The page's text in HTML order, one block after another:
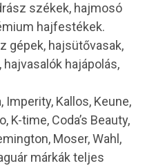
székek, hajmosó
hajfestékek.
gépek, hajsütővasak,
hajápolás,
Imperity, Kallos, Keune,
K-time, Coda’s Beauty,
Moser, Wahl,
márkák teljes